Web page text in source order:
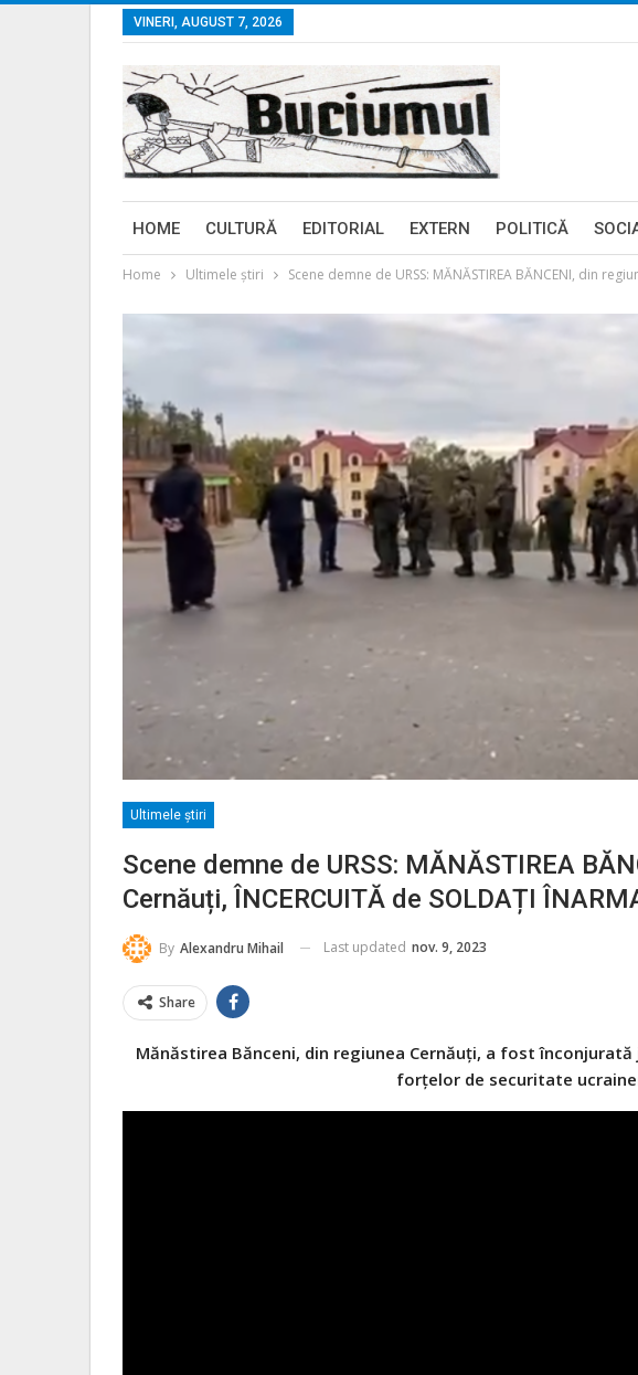
VINERI, AUGUST 7, 2026
HOME CULTURĂ EDITORIAL EXTERN POLITICĂ
Home Ultimele ştiri Scene demne de URSS: MĂNĂSTIREA BĂNCENI, din
Ultimele ştiri
Scene demne de URSS: MĂNĂSTIREA
Cernăuți, ÎNCERCUITĂ de SOLDAȚI
By Alexandru Mihail Last updated nov. 9, 2023
Share
Mănăstirea Bănceni, din regiunea Cernăuți, a fost
forțelor de securitate